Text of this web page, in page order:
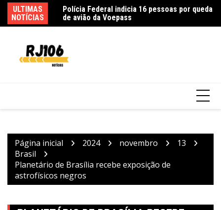
para
o
ULTIMAS
NOTÍCIAS
Polícia Federal indicia 16 pessoas por queda
de avião da Voepass
Página inicial 2024 novembro
13
Brasil
Planetário de Brasília recebe exposição de
astrofísicos negros